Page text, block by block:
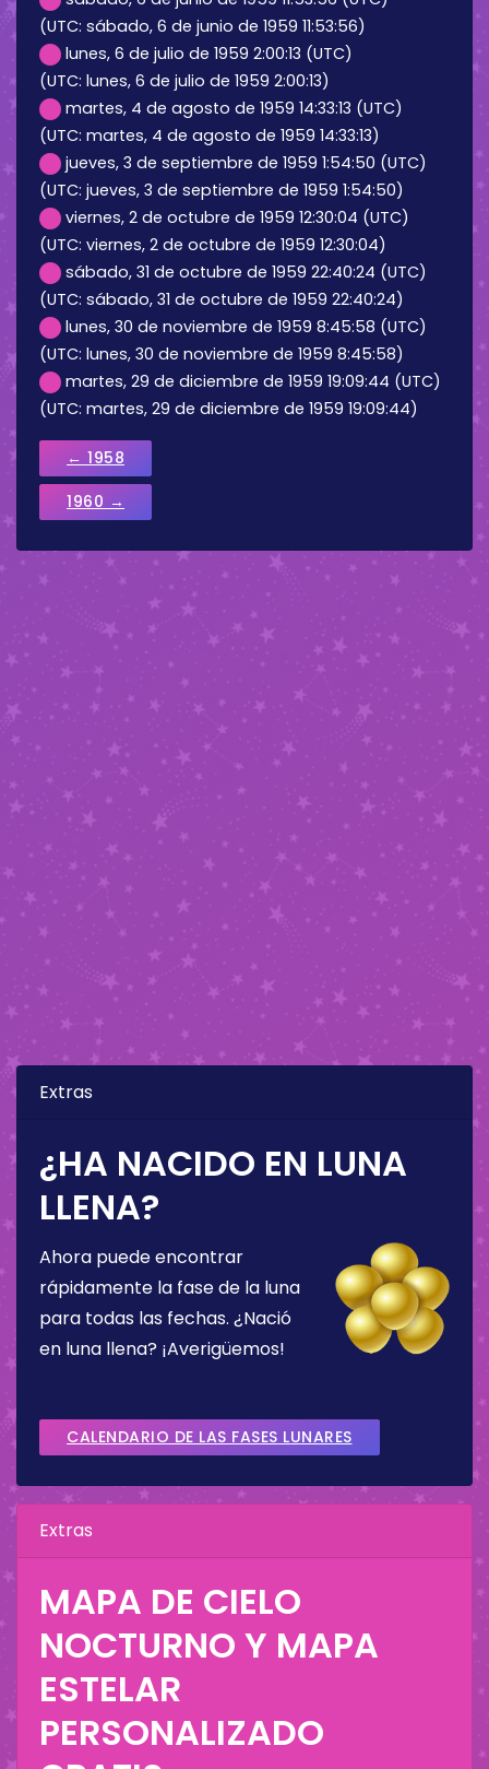
(UTC: sábado, 6 de junio de 1959 11:53:56)
lunes, 6 de julio de 1959 2:00:13 (UTC)
(UTC: lunes, 6 de julio de 1959 2:00:13)
martes, 4 de agosto de 1959 14:33:13 (UTC)
(UTC: martes, 4 de agosto de 1959 14:33:13)
jueves, 3 de septiembre de 1959 1:54:50 (UTC)
(UTC: jueves, 3 de septiembre de 1959 1:54:50)
viernes, 2 de octubre de 1959 12:30:04 (UTC)
(UTC: viernes, 2 de octubre de 1959 12:30:04)
sábado, 31 de octubre de 1959 22:40:24 (UTC)
(UTC: sábado, 31 de octubre de 1959 22:40:24)
lunes, 30 de noviembre de 1959 8:45:58 (UTC)
(UTC: lunes, 30 de noviembre de 1959 8:45:58)
martes, 29 de diciembre de 1959 19:09:44 (UTC)
(UTC: martes, 29 de diciembre de 1959 19:09:44)
← 1958
1960 →
Extras
¿HA NACIDO EN LUNA
LLENA?
Ahora puede encontrar
rápidamente la fase de la luna
para todas las fechas. ¿Nació
en luna llena? ¡Averigüemos!
CALENDARIO DE LAS FASES LUNARES
Extras
MAPA DE CIELO
NOCTURNO Y MAPA
ESTELAR
PERSONALIZADO